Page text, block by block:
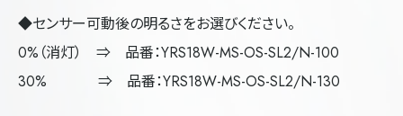
◆センサー可動後の明るさをお選びください。
0%（消灯） ⇒ 品番：YRS18W-MS-OS-SL2/N-100
30% ⇒ 品番：YRS18W-MS-OS-SL2/N-130